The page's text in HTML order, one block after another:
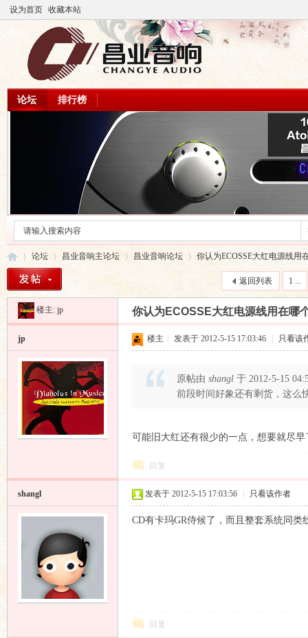
设为首页 收藏本站
论坛 排行榜
»
论坛
›
昌业音响主论坛 昌业音响论坛
›
你认为ECOSSE大红电源线用
1 ...
返回列表
楼主: jp 你认为ECOSSE大红电源线用在哪
jp 楼主 发表于 2012-5-15 17:03:46 只看该
原帖由 shangl于 2012-5-15
前段时间好象还有剩货，这么
可能旧大红还有很少的一点，想要就尽
回复
shangl 发表于 2012-5-15 17:03:56 只看该作者
CD有卡玛GR侍候了，而且整套系统同
回复